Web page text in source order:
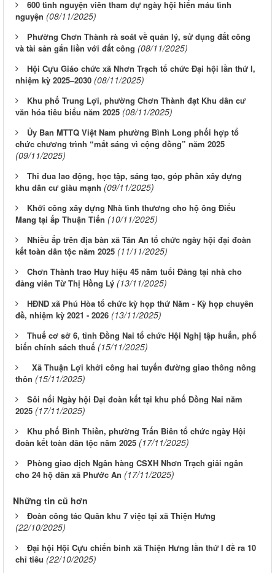
600 tình nguyện viên tham dự ngày hội hiến máu tình
nguyện (08/11/2025)
Phường Chơn Thành rà soát về quản lý, sử dụng đất công
và tài sản gắn liền với đất công (08/11/2025)
Hội Cựu Giáo chức xã Nhơn Trạch tổ chức Đại hội lần thứ I,
nhiệm kỳ 2025–2030 (08/11/2025)
Khu phố Trung Lợi, phường Chơn Thành đạt Khu dân cư
văn hóa tiêu biểu năm 2025 (08/11/2025)
Ủy Ban MTTQ Việt Nam phường Bình Long phối hợp tổ
chức chương trình “mắt sáng vì cộng đồng” năm 2025
(09/11/2025)
Thi đua lao động, học tập, sáng tạo, góp phần xây dựng
khu dân cư giàu mạnh (09/11/2025)
Khởi công xây dựng Nhà tình thương cho hộ ông Điểu
Mang tại ấp Thuận Tiến (10/11/2025)
Nhiều ấp trên địa bàn xã Tân An tổ chức ngày hội đại đoàn
kết toàn dân tộc năm 2025 (11/11/2025)
Chơn Thành trao Huy hiệu 45 năm tuổi Đảng tại nhà cho
đảng viên Từ Thị Hồng Lý (13/11/2025)
HĐND xã Phú Hòa tổ chức kỳ họp thứ Năm - Kỳ họp chuyên
đề, nhiệm kỳ 2021 - 2026 (13/11/2025)
Thuế cơ sở 6, tỉnh Đồng Nai tổ chức Hội Nghị tập huấn, phổ
biến chính sách thuế (15/11/2025)
Xã Thuận Lợi khởi công hai tuyến đường giao thông nông
thôn (15/11/2025)
Sôi nổi Ngày hội Đại đoàn kết tại khu phố Đồng Nai năm
2025 (17/11/2025)
Khu phố Bình Thiền, phường Trấn Biên tổ chức ngày Hội
đoàn kết toàn dân tộc năm 2025 (17/11/2025)
Phòng giao dịch Ngân hàng CSXH Nhơn Trạch giải ngân
cho 24 hộ dân xã Phước An (17/11/2025)
Những tin cũ hơn
Đoàn công tác Quân khu 7 việc tại xã Thiện Hưng
(22/10/2025)
Đại hội Hội Cựu chiến binh xã Thiện Hưng lần thứ I đề ra 10
chỉ tiêu (22/10/2025)